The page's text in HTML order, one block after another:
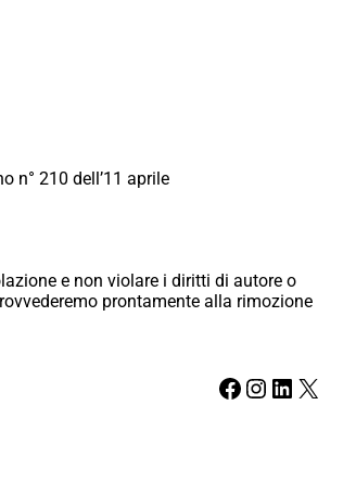
n° 210 dell’11 aprile
e non violare i diritti di autore o
prontamente alla rimozione
Facebook Instagram LinkedIn X